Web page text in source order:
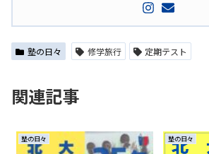
塾の日々 修学旅行 定期テスト
関連記事
塾の日々 塾の日々